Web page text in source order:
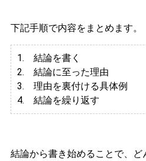
下記手順で内容をまとめます。
1. 結論を書く
2. 結論に至った理由
3. 理由を裏付ける具体例
4. 結論を繰り返す
結論から書き始めることで、